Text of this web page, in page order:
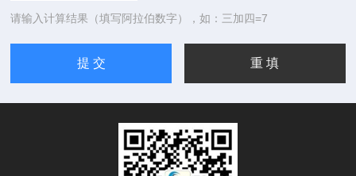
请输入计算结果（填写阿拉伯数字），如：三加四=7